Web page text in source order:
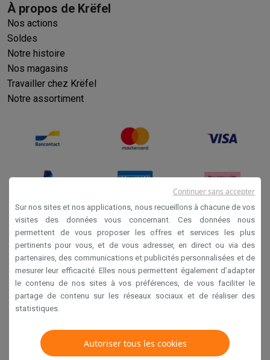
À propos de Krëfel
Nos actions
Soldes
Notre histoire
Nos magasins
Travailler chez Krëfel
Notre assortiment
Conditions générales de vente
Privacy
Disclaimer
Cookies
Krëfel NV - Steenstraat 44 - Industriezone 4 "T Sas",
1851 Humbeek, België
Sur nos sites et nos applications, nous recueillons à chacune de vos
visites des données vous concernant. Ces données nous
permettent de vous proposer les offres et services les plus
pertinents pour vous, et de vous adresser, en direct ou via des
partenaires, des communications et publicités personnalisées et de
mesurer leur efficacité. Elles nous permettent également d’adapter
le contenu de nos sites à vos préférences, de vous faciliter le
partage de contenu sur les réseaux sociaux et de réaliser des
statistiques.
Autoriser tous les cookies
Continuer sans accepter